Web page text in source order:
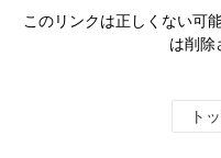
このリンクは正しくない可
は削除
ト